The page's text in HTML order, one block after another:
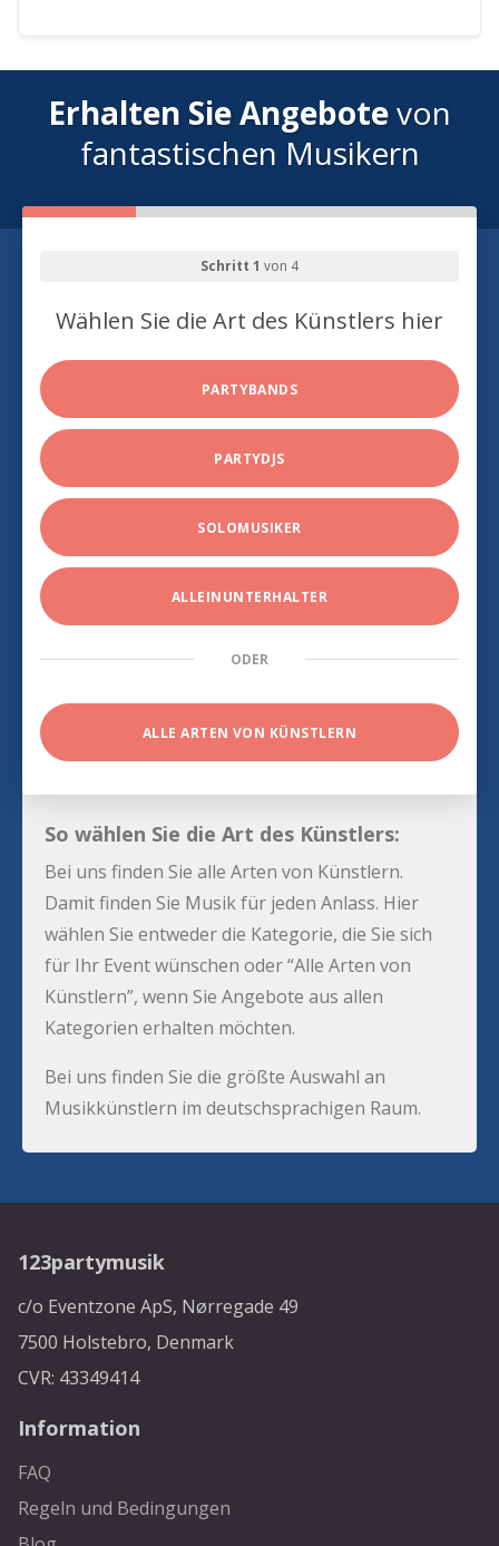
Erhalten Sie Angebotevon
fantastischen Musikern
Schritt 1 von 4
Wählen Sie die Art des Künstlers hier
PARTYBANDS
PARTYDJS
SOLOMUSIKER
ALLEINUNTERHALTER
ODER
ALLE ARTEN VON KÜNSTLERN
So wählen Sie die Art des Künstlers:
Bei uns finden Sie alle Arten von Künstlern.
Damit finden Sie Musik für jeden Anlass. Hier
wählen Sie entweder die Kategorie, die Sie sich
für Ihr Event wünschen oder “Alle Arten von
Künstlern”, wenn Sie Angebote aus allen
Kategorien erhalten möchten.
Bei uns finden Sie die größte Auswahl an
Musikkünstlern im deutschsprachigen Raum.
123partymusik
c/o Eventzone ApS, Nørregade 49
7500 Holstebro, Denmark
CVR: 43349414
Information
FAQ
Regeln und Bedingungen